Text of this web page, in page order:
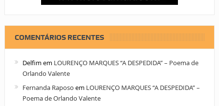
COMENTÁRIOS RECENTES
Delfim em LOURENÇO MARQUES “A DESPEDIDA” – Poema de
Orlando Valente
Fernanda Raposo em LOURENÇO MARQUES “A DESPEDIDA” –
Poema de Orlando Valente